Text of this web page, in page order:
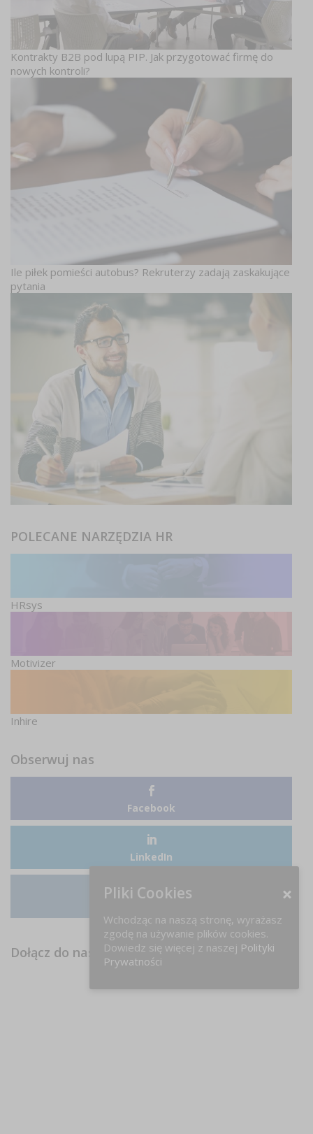
Kontrakty B2B pod lupą PIP. Jak przygotować firmę do
nowych kontroli?
Ile piłek pomieści autobus? Rekruterzy zadają zaskakujące
pytania
POLECANE NARZĘDZIA HR
HRsys
Motivizer
Inhire
Obserwuj nas
Facebook
LinkedIn
Dołącz do nas na FB!
Pliki Cookies
Wchodząc na naszą stronę, wyrażasz
zgodę na używanie plików cookies.
Dowiedz się więcej z naszej Polityki
Prywatności